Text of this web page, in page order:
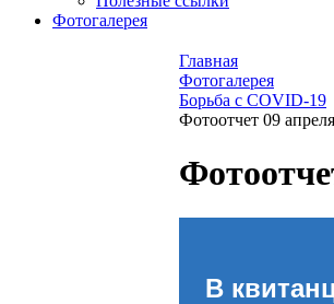
Фотогалерея
Главная
Фотогалерея
Борьба с COVID-19
Фотоотчет 09
В